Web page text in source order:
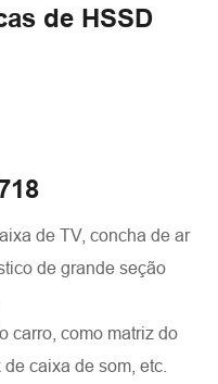
de HSSD
de TV, concha de ar
de grande seção
carro, como matriz do
caixa de som, etc.